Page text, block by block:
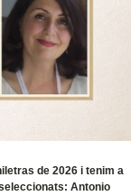
de 2026 i tenim a
Antonio